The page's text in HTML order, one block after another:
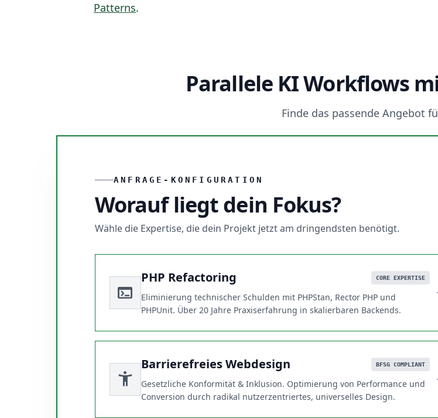
Patterns.
Parallele KI Workflows
Finde das passende Angebot
ANFRAGE-KONFIGURATION
Worauf liegt dein Fokus?
Wähle die Expertise, die dein Projekt jetzt am dringendsten benötigt.
terminal
PHP Refactoring CORE EXPERTISE
Eliminierung technischer Schulden mit PHPStan, Rector PHP und
PHPUnit. Über 20 Jahre Praxiserfahrung in skalierbaren Backends.
accessibility_new
Barrierefreies Webdesign BFSG COMPLIANT
Gesetzliche Konformität & Inklusion. Optimierung von Performance und
Conversion durch radikal nutzerzentriertes, universelles Design.